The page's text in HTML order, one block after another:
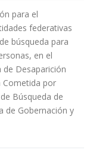
para el
federativas
búsqueda para
en el
Desaparición
Cometida por
Búsqueda de
de Gobernación y